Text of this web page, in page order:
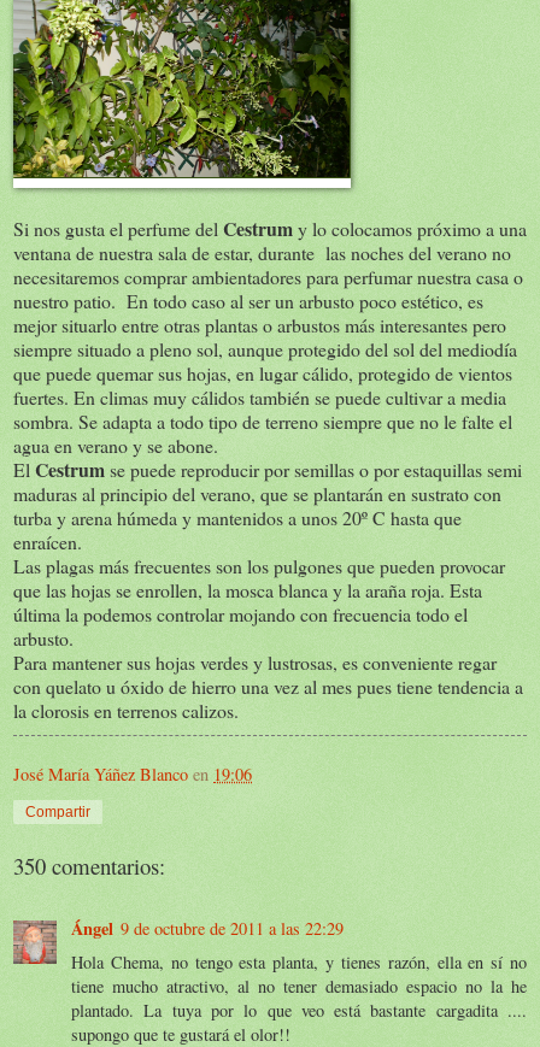
Si nos gusta el perfume del Cestrumy lo colocamos próximo a una
ventana de nuestra sala de estar, durante las noches del verano no
necesitaremos comprar ambientadores para perfumar nuestra casa o
nuestro patio. En todo caso al ser un arbusto poco estético, es
mejor situarlo entre otras plantas o arbustos más interesantes pero
siempre situado a pleno sol, aunque protegido del sol del mediodía
que puede quemar sus hojas, en lugar cálido, protegido de vientos
fuertes. En climas muy cálidos también se puede cultivar a media
sombra. Se adapta a todo tipo de terreno siempre que no le falte el
agua en verano y se abone.
El Cestrumse puede reproducir por semillas o por estaquillas semi
maduras al principio del verano, que se plantarán en sustrato con
turba y arena húmeda y mantenidos a unos 20º C hasta que
enraícen.
Las plagas más frecuentes son los pulgones que pueden provocar
que las hojas se enrollen, la mosca blanca y la araña roja. Esta
última la podemos controlar mojando con frecuencia todo el
arbusto.
Para mantener sus hojas verdes y lustrosas, es conveniente regar
con quelato u óxido de hierro una vez al mes pues tiene tendencia a
la clorosis en terrenos calizos.
José María Yáñez Blanco en 19:06
Compartir
350 comentarios:
Ángel 9 de octubre de 2011 a las 22:29
Hola Chema, no tengo esta planta, y tienes razón, ella en sí no
tiene mucho atractivo, al no tener demasiado espacio no la he
plantado. La tuya por lo que veo está bastante cargadita ....
supongo que te gustará el olor!!